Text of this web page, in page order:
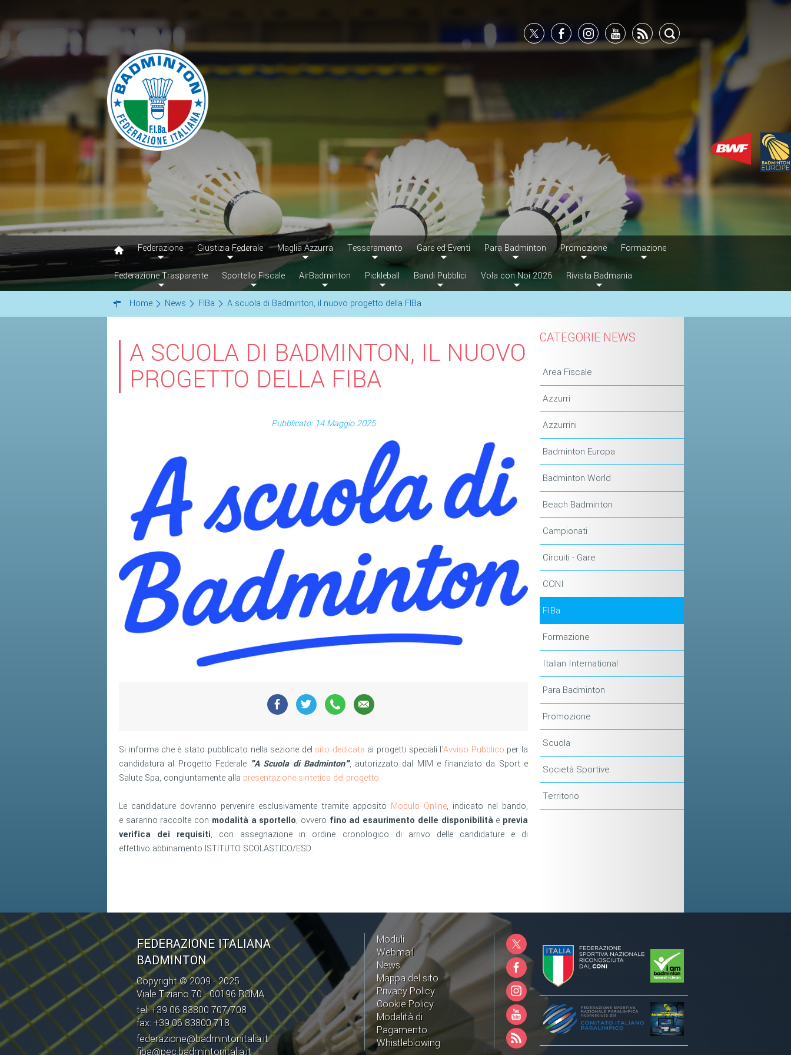
Federazione Giustizia Federale Maglia Azzurra Tesseramento Gare ed Eventi Para Badminton Promozione Formazione
Federazione Trasparente Sportello Fiscale AirBadminton Pickleball Bandi Pubblici Vola con Noi 2026 Rivista Badmania
Home News FIBa A scuola di Badminton, il nuovo progetto della FIBa
A SCUOLA DI BADMINTON, IL NUOVO
PROGETTO DELLA FIBA
Pubblicato: 14 Maggio 2025
Si informa che è stato pubblicato nella sezione del sito dedicata ai progetti speciali l'Avviso Pubblico per la
candidatura al Progetto Federale "A Scuola di Badminton", autorizzato dal MIM e finanziato da Sport e
Salute Spa, congiuntamente alla presentazione sintetica del progetto.
Le candidature dovranno pervenire esclusivamente tramite apposito Modulo Online, indicato nel bando,
e saranno raccolte con modalità a sportello, ovvero fino ad esaurimento delle disponibilitàe previa
verifica dei requisiti, con assegnazione in ordine cronologico di arrivo delle candidature e di
effettivo abbinamento ISTITUTO SCOLASTICO/ESD.
CATEGORIE NEWS
Area Fiscale
Azzurri
Azzurrini
Badminton Europa
Badminton World
Beach Badminton
Campionati
Circuiti - Gare
CONI
FIBa
Formazione
Italian International
Para Badminton
Promozione
Scuola
Società Sportive
Territorio
FEDERAZIONE ITALIANA
BADMINTON
Copyright © 2009 - 2025
Viale Tiziano 70 - 00196 ROMA
tel: +39 06 83800 707/708
fax: +39 06 83800 718
federazione@badmintonitalia.it
fiba@pec.badmintonitalia.it
Moduli
Webmail
News
Mappa del sito
Privacy Policy
Cookie Policy
Modalità di
Pagamento
Whistleblowing